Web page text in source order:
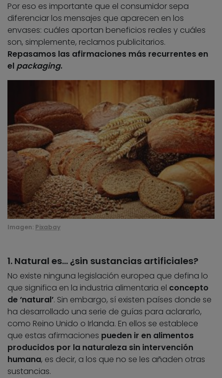
Por eso es importante que el consumidor sepa
diferenciar los mensajes que aparecen en los
envases: cuáles aportan beneficios reales y cuáles
son, simplemente, reclamos publicitarios.
Repasamos las afirmaciones más recurrentes en
el packaging.
Imagen: Pixabay
1. Natural es… ¿sin sustancias artificiales?
No existe ninguna legislación europea que defina lo
que significa en la industria alimentaria el concepto
de ‘natural’. Sin embargo, sí existen países donde se
ha desarrollado una serie de guías para aclararlo,
como Reino Unido o Irlanda. En ellos se establece
que estas afirmaciones pueden ir en alimentos
producidos por la naturaleza sin intervención
humana, es decir, a los que no se les añaden otras
sustancias.